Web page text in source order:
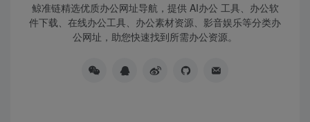
鲸准链精选优质办公网址导航，提供 AI办公 工具、办公软
件下载、在线办公工具、办公素材资源、影音娱乐等分类办
公网址，助您快速找到所需办公资源。